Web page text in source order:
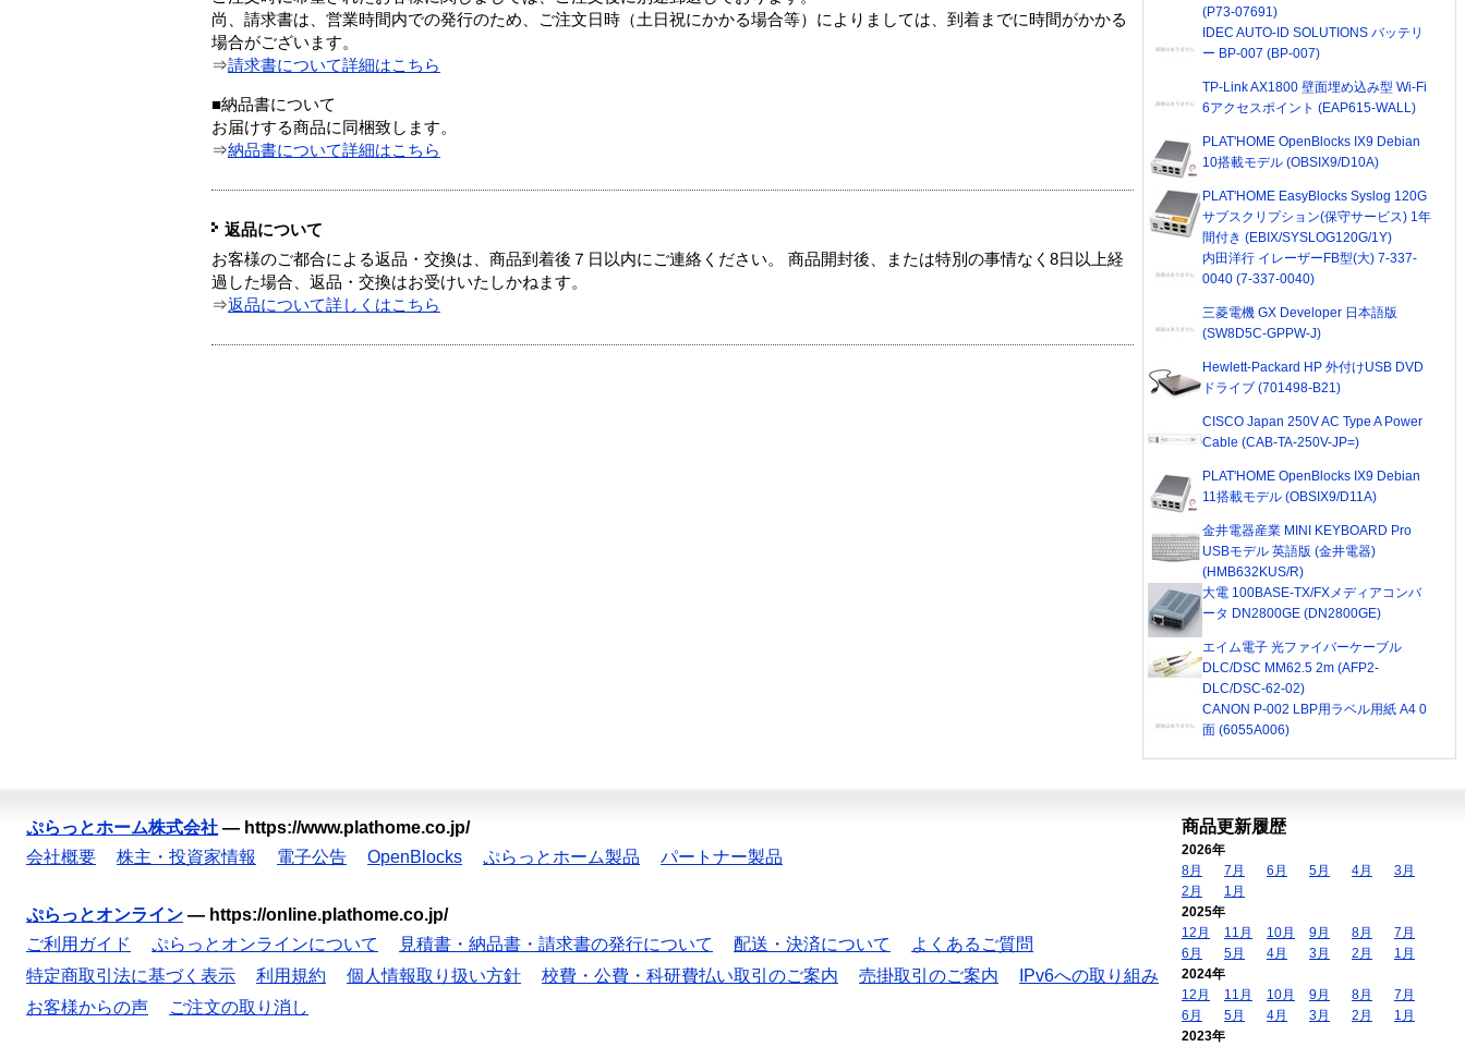
尚、請求書は、営業時間内での発行のため、ご注文日時（土日祝にかかる場合等）によりましては、到着までに時間がかかる
場合がございます。
⇒請求書について詳細はこちら
■納品書について
お届けする商品に同梱致します。
⇒納品書について詳細はこちら
返品について
お客様のご都合による返品・交換は、商品到着後７日以内にご連絡ください。 商品開封後、または特別の事情なく8日以上経
過した場合、返品・交換はお受けいたしかねます。
⇒返品について詳しくはこちら
(P73-07691)
IDEC AUTO-ID SOLUTIONS バッテリ
ー BP-007 (BP-007)
TP-Link AX1800 壁面埋め込み型 Wi-Fi
6アクセスポイント (EAP615-WALL)
PLAT'HOME OpenBlocks IX9 Debian
10搭載モデル (OBSIX9/D10A)
PLAT'HOME EasyBlocks Syslog 120G
サブスクリプション(保守サービス) 1年
間付き (EBIX/SYSLOG120G/1Y)
内田洋行 イレーザーFB型(大) 7-337-
0040 (7-337-0040)
三菱電機 GX Developer 日本語版
(SW8D5C-GPPW-J)
Hewlett-Packard HP 外付けUSB DVD
ドライブ (701498-B21)
CISCO Japan 250V AC Type A Power
Cable (CAB-TA-250V-JP=)
PLAT'HOME OpenBlocks IX9 Debian
11搭載モデル (OBSIX9/D11A)
金井電器産業 MINI KEYBOARD Pro
USBモデル 英語版 (金井電器)
(HMB632KUS/R)
大電 100BASE-TX/FXメディアコンバ
ータ DN2800GE (DN2800GE)
エイム電子 光ファイバーケーブル
DLC/DSC MM62.5 2m (AFP2-
DLC/DSC-62-02)
CANON P-002 LBP用ラベル用紙 A4 0
面 (6055A006)
ぷらっとホーム株式会社 — https://www.plathome.co.jp/
会社概要
株主・投資家情報 電子公告 OpenBlocks ぷらっとホーム製品 パートナー製品
ぷらっとオンライン — https://online.plathome.co.jp/
ご利用ガイド
ぷらっとオンラインについて 見積書・納品書・請求書の発行について 配送・決済について
よくあるご質問
特定商取引法に基づく表示
利用規約 個人情報取り扱い方針 校費・公費・科研費払い取引のご案内 売掛取引のご案内
IPv6への取り組み
お客様からの声
ご注文の取り消し
商品更新履歴
2026年
8月
7月 6月 5月 4月
3月
2月
1月
2025年
12月
11月 10月 9月 8月
7月
6月
5月 4月 3月 2月
1月
2024年
12月
11月 10月 9月 8月
7月
6月
5月 4月 3月 2月
1月
2023年